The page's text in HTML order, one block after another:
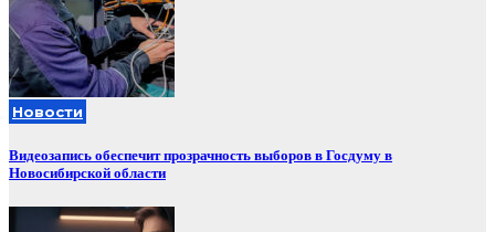
Новости
Видеозапись обеспечит прозрачность выборов в Госдуму в
Новосибирской области